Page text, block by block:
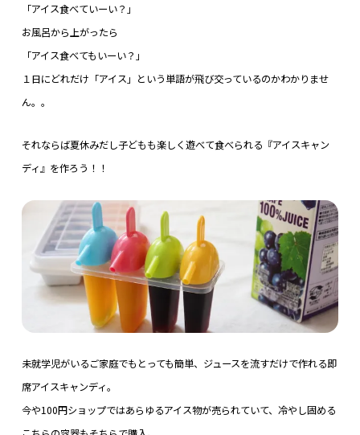
「アイス食べていーい？」
お風呂から上がったら
「アイス食べてもいーい？」
１日にどれだけ「アイス」という単語が飛び交っているのかわかりませ
ん。。
それならば夏休みだし子どもも楽しく遊べて食べられる『アイスキャン
ディ』を作ろう！！
未就学児がいるご家庭でもとっても簡単、ジュースを流すだけで作れる即
席アイスキャンディ。
今や100円ショップではあらゆるアイス物が売られていて、冷やし固める